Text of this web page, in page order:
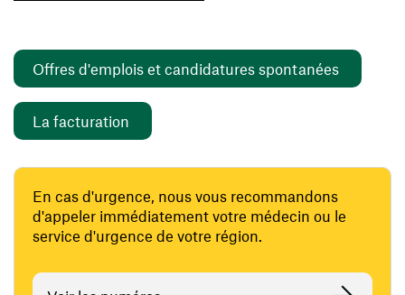
Offres d'emplois et candidatures spontanées
La facturation
En cas d'urgence, nous vous recommandons
d'appeler immédiatement votre médecin ou le
service d'urgence de votre région.